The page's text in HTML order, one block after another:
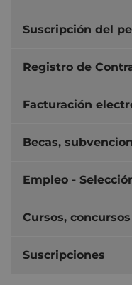
Suscripción del
Registro de
Facturación
Becas,
Empleo -
Cursos,
Suscripciones